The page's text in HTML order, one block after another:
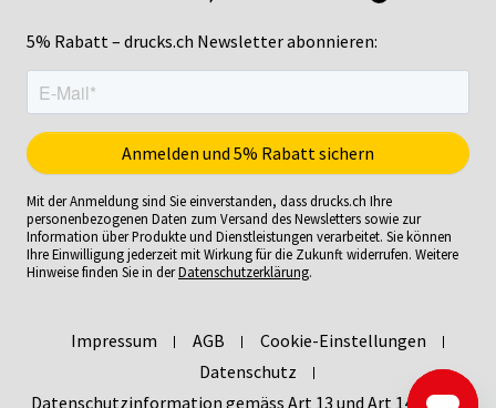
5% Rabatt – drucks.ch Newsletter abonnieren:
Mit der Anmeldung sind Sie einverstanden, dass drucks.ch Ihre
personenbezogenen Daten zum Versand des Newsletters sowie zur
Information über Produkte und Dienstleistungen verarbeitet. Sie können
Ihre Einwilligung jederzeit mit Wirkung für die Zukunft widerrufen. Weitere
Hinweise finden Sie in derDatenschutzerklärung.
Impressum AGB
Cookie-Einstellungen
Datenschutz
Datenschutzinformation gemäss Art 13 und Art 14